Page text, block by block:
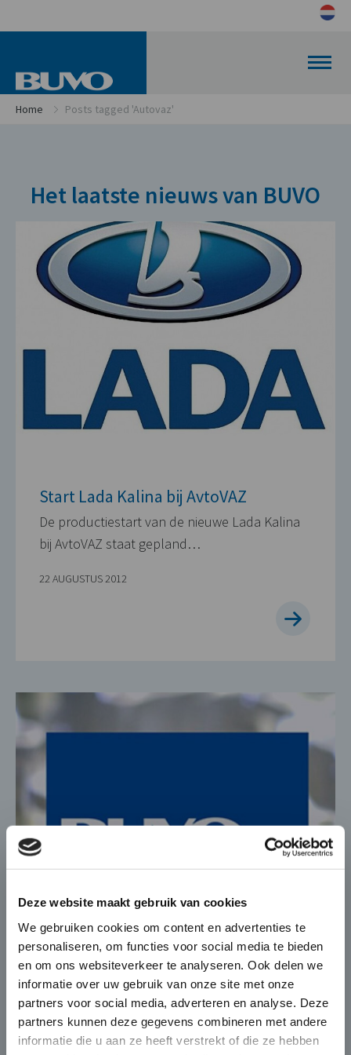
Deze website maakt gebruik van cookies
We gebruiken cookies om content en advertenties te
personaliseren, om functies voor social media te bieden
en om ons websiteverkeer te analyseren. Ook delen we
informatie over uw gebruik van onze site met onze
partners voor social media, adverteren en analyse. Deze
partners kunnen deze gegevens combineren met andere
informatie die u aan ze heeft verstrekt of die ze hebben
Home Posts tagged 'Autovaz'
Het laatste nieuws van BUVO
Start Lada Kalina bij AvtoVAZ
De productiestart van de nieuwe Lada Kalina
bij AvtoVAZ staat gepland…
22 AUGUSTUS 2012
BUVO investeert in extra rotofinish
capaciteit
In verband met de productiestart van enkele
nieuwe projecten (Golf VII…
Mobility
De automobiel markt verandert
snel en BUVO Castings speelt hier
naadloos op in met haar
complexe en high end gietdelen
die zorgen voor
×